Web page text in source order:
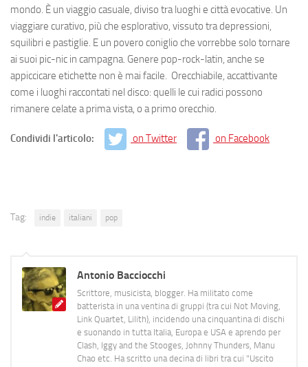
mondo. È un viaggio casuale, diviso tra luoghi e città evocative. Un
viaggiare curativo, più che esplorativo, vissuto tra depressioni,
squilibri e pastiglie. E un povero coniglio che vorrebbe solo tornare
ai suoi pic-nic in campagna. Genere pop-rock-latin, anche se
appiccicare etichette non è mai facile. Orecchiabile, accattivante
come i luoghi raccontati nel disco: quelli le cui radici possono
rimanere celate a prima vista, o a primo orecchio.
Condividi l'articolo: on Twitter on Facebook
Tag: indie italiani pop
Antonio Bacciocchi
Scrittore, musicista, blogger. Ha militato come
batterista in una ventina di gruppi (tra cui Not Moving,
Link Quartet, Lilith), incidendo una cinquantina di dischi
e suonando in tutta Italia, Europa e USA e aprendo per
Clash, Iggy and the Stooges, Johnny Thunders, Manu
Chao etc. Ha scritto una decina di libri tra cui "Uscito